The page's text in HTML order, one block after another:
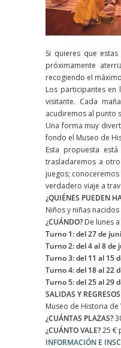
Si quieres que
próximamente
recogiendo el
Los participantes en
visitante. Cada
acudiremos al punto
Una forma muy
fondo el Museo de
Esta propuesta
trasladaremos a
juegos;
verdadero viaje a
¿QUIÉNES PUEDEN
Niños y niñas
¿CUÁNDO? De lunes
Turno 1: del 27 de
Turno 2: del 4 al 8 de
Turno 3: del 11 al 15
Turno 4: del 18 al 22
Turno 5: del 25 al 29
SALIDAS Y
Museo de Historia de
¿CUÁNTAS PLAZAS?
¿CUÁNTO VALE?25 €
INFORMACIÓN E